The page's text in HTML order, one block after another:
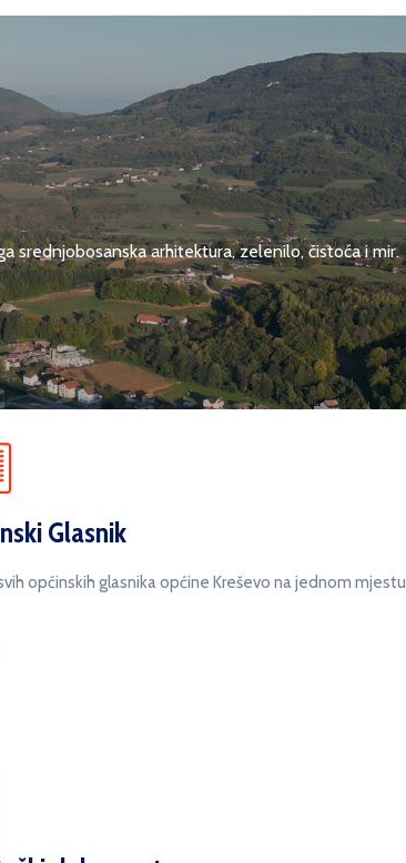
srednjobosanska arhitektura, zelenilo, čistoća i mir.
Glasnik
općinskih glasnika općine Kreševo na jednom mjestu